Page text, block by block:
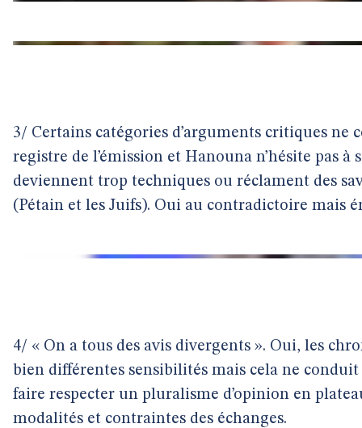
3/ Certains catégories d’arguments critiques ne
registre de l’émission et Hanouna n’hésite pas à
deviennent trop techniques ou réclament des
(Pétain et les Juifs). Oui au contradictoire mais
4/ « On a tous des avis divergents ». Oui, les
bien différentes sensibilités mais cela ne
faire respecter un pluralisme d’opinion en
modalités et contraintes des échanges.